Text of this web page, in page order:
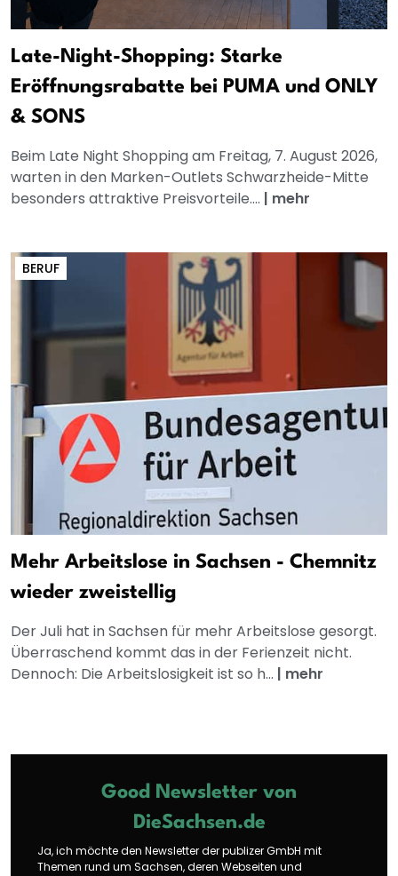
Late-Night-Shopping: Starke
Eröffnungsrabatte bei PUMA und ONLY
& SONS
Beim Late Night Shopping am Freitag, 7. August 2026,
warten in den Marken-Outlets Schwarzheide-Mitte
besonders attraktive Preisvorteile.... | mehr
BERUF
Mehr Arbeitslose in Sachsen - Chemnitz
wieder zweistellig
Der Juli hat in Sachsen für mehr Arbeitslose gesorgt.
Überraschend kommt das in der Ferienzeit nicht.
Dennoch: Die Arbeitslosigkeit ist so h... | mehr
Good Newsletter von
DieSachsen.de
Ja, ich möchte den Newsletter der publizer GmbH mit
Themen rund um Sachsen, deren Webseiten und